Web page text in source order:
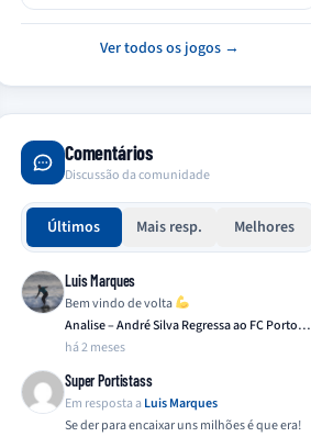
Ver todos os jogos →
Comentários
Discussão da comunidade
Últimos Mais resp. Melhores
Luis Marques
Bem vindo de volta
Analise – André Silva Regressa ao FC Porto…
há 2 meses
Super Portistass
Em resposta a Luis Marques
Se der para encaixar uns milhões é que era!